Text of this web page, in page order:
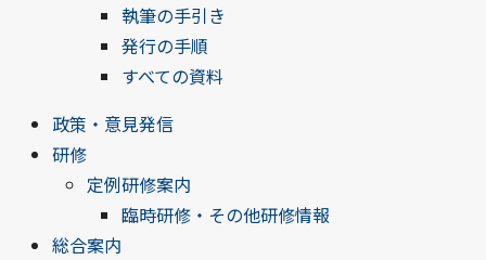
執筆の手引き
発行の手順
すべての資料
政策・意見発信
研修
定例研修案内
臨時研修・その他研修情報
総合案内